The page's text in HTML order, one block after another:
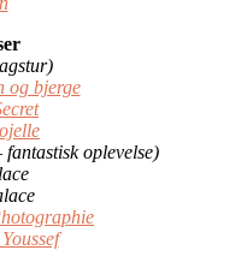
og bjerge
oplevelse)